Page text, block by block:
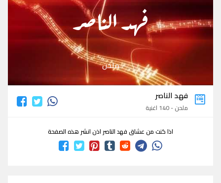
فهد الناصر
ملحن
فهد الناصر
ملحن - 140 اغنية
اذا كنت من عشاق فهد الناصر اذن انشر هذه الصفحة